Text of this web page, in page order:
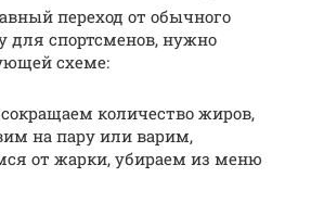
переход от обычного
для спортсменов, нужно
схеме:
количество жиров,
на пару или варим,
от жарки, убираем из меню